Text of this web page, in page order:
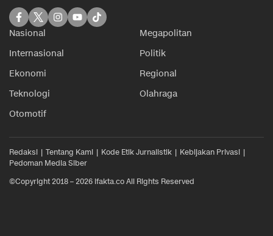
Nasional
Megapolitan
Internasional
Politik
Ekonomi
Regional
Teknologi
Olahraga
Otomotif
Redaksi Tentang Kami Kode Etik Jurnalistik
Kebijakan Privasi
Pedoman Media Siber
©Copyright 2018 – 2026 ifakta.co All Rights Reserved